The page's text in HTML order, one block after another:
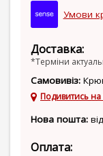
Умови
Доставка:
*Терміни
Самовивіз:
Подивитись на
Нова пошта:
Оплата: